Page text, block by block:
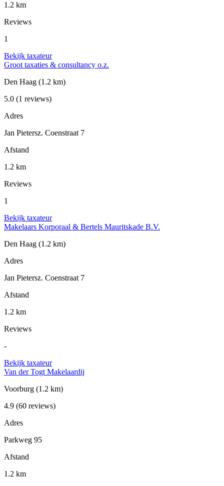
1.2 km
Reviews
1
Bekijk taxateur
Groot taxaties & consultancy o.z.
Den Haag (1.2 km)
5.0 (1 reviews)
Adres
Jan Pietersz. Coenstraat 7
Afstand
1.2 km
Reviews
1
Bekijk taxateur
Makelaars Korporaal & Bertels Mauritskade B.V.
Den Haag (1.2 km)
Adres
Jan Pietersz. Coenstraat 7
Afstand
1.2 km
Reviews
-
Bekijk taxateur
Van der Togt Makelaardij
Voorburg (1.2 km)
4.9 (60 reviews)
Adres
Parkweg 95
Afstand
1.2 km